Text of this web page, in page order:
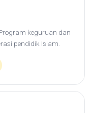
keguruan dan
pendidik Islam.